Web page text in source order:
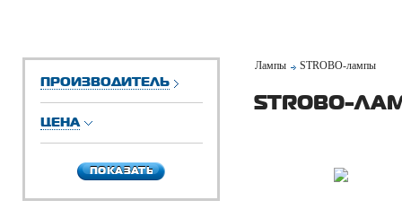
ПРОИЗВОДИТЕЛЬ
ЦЕНА
ПОКАЗАТЬ
ПОКАЗАТЬ
Лампы STROBO-лампы
STROBO-